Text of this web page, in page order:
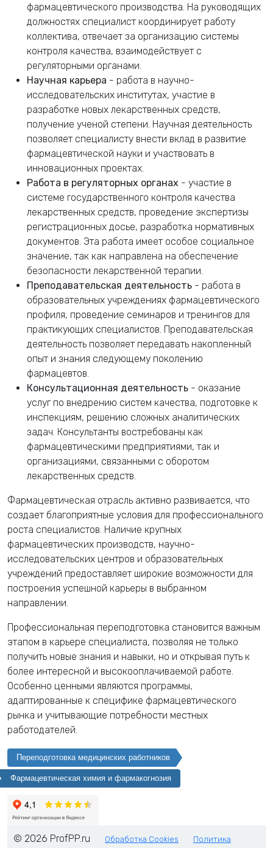
фармацевтического производства. На руководящих
должностях специалист координирует работу
коллектива, отвечает за организацию системы
контроля качества, взаимодействует с
регуляторными органами.
Научная карьера - работа в научно-
исследовательских институтах, участие в
разработке новых лекарственных средств,
получение ученой степени. Научная деятельность
позволяет специалисту внести вклад в развитие
фармацевтической науки и участвовать в
инновационных проектах.
Работа в регуляторных органах - участие в
системе государственного контроля качества
лекарственных средств, проведение экспертизы
регистрационных досье, разработка нормативных
документов. Эта работа имеет особое социальное
значение, так как направлена на обеспечение
безопасности лекарственной терапии.
Преподавательская деятельность - работа в
образовательных учреждениях фармацевтического
профиля, проведение семинаров и тренингов для
практикующих специалистов. Преподавательская
деятельность позволяет передавать накопленный
опыт и знания следующему поколению
фармацевтов.
Консультационная деятельность - оказание
услуг по внедрению систем качества, подготовке к
инспекциям, решению сложных аналитических
задач. Консультанты востребованы как
фармацевтическими предприятиями, так и
организациями, связанными с оборотом
лекарственных средств.
Фармацевтическая отрасль активно развивается, что
создает благоприятные условия для профессионального
роста специалистов. Наличие крупных
фармацевтических производств, научно-
исследовательских центров и образовательных
учреждений предоставляет широкие возможности для
построения успешной карьеры в выбранном
направлении.
Профессиональная переподготовка становится важным
этапом в карьере специалиста, позволяя не только
получить новые знания и навыки, но и открывая путь к
более интересной и высокооплачиваемой работе.
Особенно ценными являются программы,
адаптированные к специфике фармацевтического
рынка и учитывающие потребности местных
работодателей.
Переподготовка медицинских работников
Фармацевтическая химия и фармакогнозия
© 2026 ProfPP.ru Обработка Cookies Политика